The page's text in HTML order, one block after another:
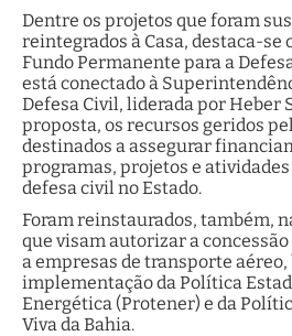
Dentre os projetos que foram
reintegrados à Casa, destaca-se
Fundo Permanente para a
está conectado à
Defesa Civil, liderada por Heber
proposta, os recursos geridos
destinados a assegurar
programas, projetos e
defesa civil no Estado.
Foram reinstaurados, também,
que visam autorizar a
a empresas de transporte aéreo,
implementação da Política
Energética (Protener) e da
Viva da Bahia.